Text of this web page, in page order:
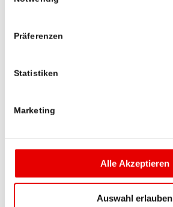
Präferenzen
Statistiken
Marketing
Alle Akzeptieren
Auswahl erlauben
E-Mail senden